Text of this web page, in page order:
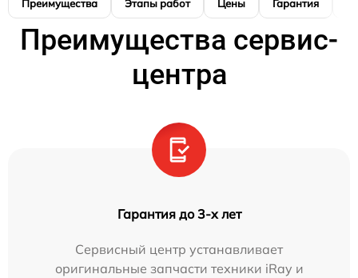
Преимущества Этапы работ Цены Гарантия
Преимущества сервис-
центра
Гарантия до 3-х лет
Сервисный центр устанавливает
оригинальные запчасти техники iRay и